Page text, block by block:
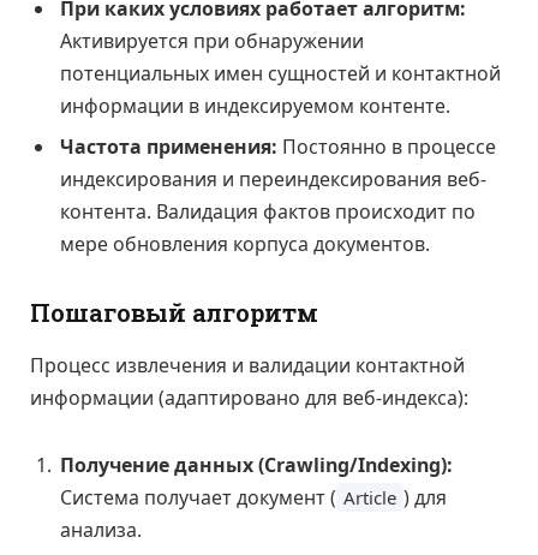
При каких условиях работает алгоритм:
Активируется при обнаружении
потенциальных имен сущностей и контактной
информации в индексируемом контенте.
Частота применения: Постоянно в процессе
индексирования и переиндексирования веб-
контента. Валидация фактов происходит по
мере обновления корпуса документов.
Пошаговый алгоритм
Процесс извлечения и валидации контактной
информации (адаптировано для веб-индекса):
Получение данных (Crawling/Indexing):
Система получает документ ( Article ) для
анализа.